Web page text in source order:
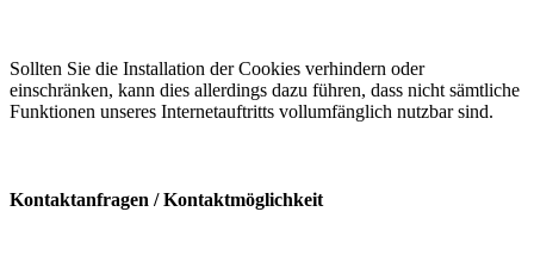
Sollten Sie die Installation der Cookies verhindern oder
einschränken, kann dies allerdings dazu führen, dass nicht sämtliche
Funktionen unseres Internetauftritts vollumfänglich nutzbar sind.
Kontaktanfragen / Kontaktmöglichkeit